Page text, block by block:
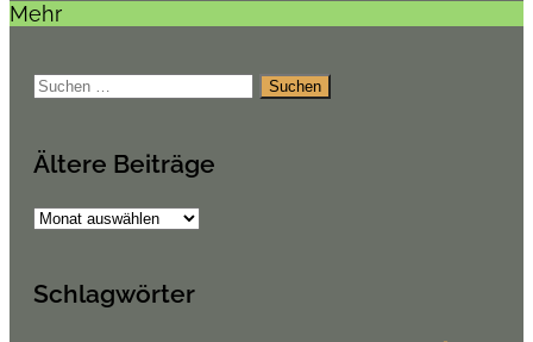
Mehr
Suchen
Ältere Beiträge
Ältere
Schlagwörter